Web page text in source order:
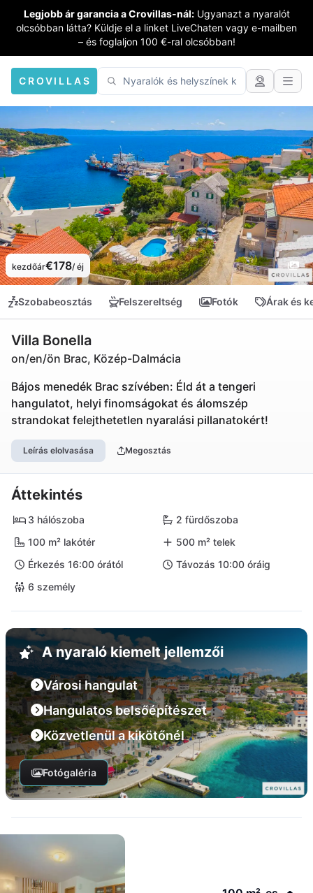
Legjobb ár garancia a Crovillas-nál: Ugyanazt a nyaralót
olcsóbban látta? Küldje el a linket LiveChaten vagy e-mailben
– és foglaljon 100 €-ral olcsóbban!
CROVILLAS
kezdőár€178/ éj
Szobabeosztás Felszereltség Fotók Árak és
Villa Bonella
on/en/ön Brac, Közép-Dalmácia
Bájos menedék Brac szívében: Éld át a tengeri
hangulatot, helyi finomságokat és álomszép
strandokat felejthetetlen nyaralási pillanatokért!
Leírás elolvasása Megosztás
Áttekintés
3 hálószoba
2 fürdőszoba
100 m² lakótér
500 m² telek
Érkezés 16:00 órától
Távozás 10:00 óráig
6 személy
A nyaraló kiemelt jellemzői
Városi hangulat
Hangulatos belsőépítészet
Közvetlenül a kikötőnél
Fotógaléria